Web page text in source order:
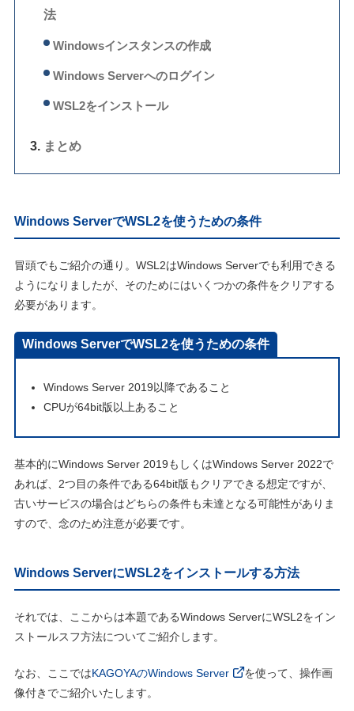
法
Windowsインスタンスの作成
Windows Serverへのログイン
WSL2をインストール
まとめ
Windows ServerでWSL2を使うための条件
冒頭でもご紹介の通り。WSL2はWindows Serverでも利用できる
ようになりましたが、そのためにはいくつかの条件をクリアする
必要があります。
Windows ServerでWSL2を使うための条件
Windows Server 2019以降であること
CPUが64bit版以上あること
基本的にWindows Server 2019もしくはWindows Server 2022で
あれば、2つ目の条件である64bit版もクリアできる想定ですが、
古いサービスの場合はどちらの条件も未達となる可能性がありま
すので、念のため注意が必要です。
Windows ServerにWSL2をインストールする方法
それでは、ここからは本題であるWindows ServerにWSL2をイン
ストールスフ方法についてご紹介します。
なお、ここではKAGOYAのWindows Server
を使って、操作画
像付きでご紹介いたします。